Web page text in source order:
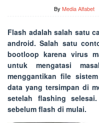
By Media Alfabet
Flash adalah salah satu
android. Salah satu
bootloop karena virus
untuk mengatasi
menggantikan file
data yang tersimpan di
setelah flashing
sebelum flash di mulai.